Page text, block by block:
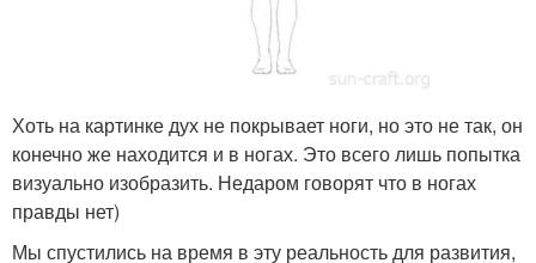
Хоть на картинке дух не покрывает ноги, но это не так, он
конечно же находится и в ногах. Это всего лишь попытка
визуально изобразить. Недаром говорят что в ногах
правды нет)
Мы спустились на время в эту реальность для развития,